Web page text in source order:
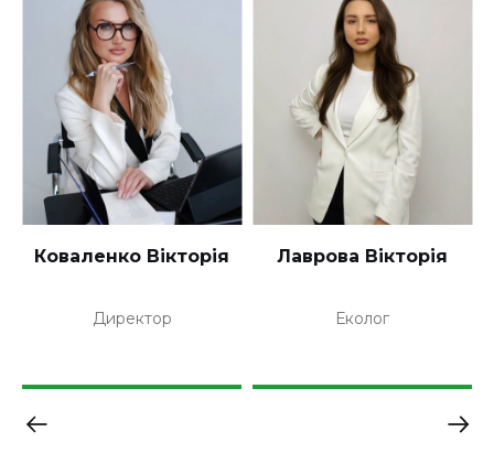
Коваленко Вікторія
Директор
Лаврова Вікторія
Еколог